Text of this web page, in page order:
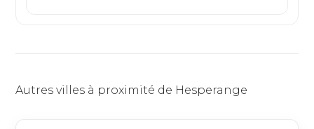
Autres villes à proximité de Hesperange